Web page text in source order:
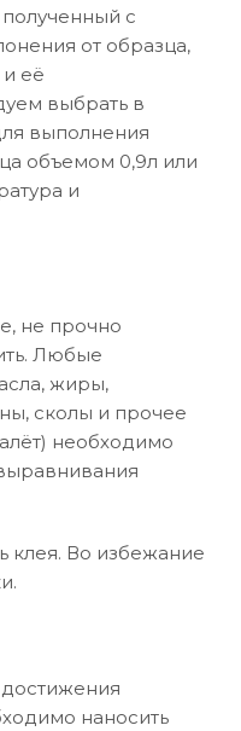
с
от образца,
её
выбрать в
выполнения
объемом 0,9л или
и
не прочно
Любые
жиры,
сколы и прочее
необходимо
клея. Во избежание
наносить